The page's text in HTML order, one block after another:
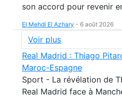
son accord pour revenir
El Mehdi El Azhary - 6 août 2026
Voir plus
Real Madrid : Thiago
Maroc-Espagne
Sport - La révélation de
Real Madrid face à